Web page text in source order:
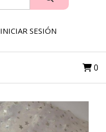
INICIAR SESIÓN
0